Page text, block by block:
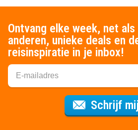
Ontvang elke week, net
anderen, unieke deals en
reisinspiratie in je inbox!
Schrijf